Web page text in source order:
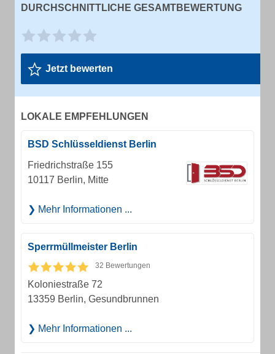
DURCHSCHNITTLICHE GESAMTBEWERTUNG
Jetzt bewerten
LOKALE EMPFEHLUNGEN
BSD Schlüsseldienst Berlin
Friedrichstraße 155
10117 Berlin, Mitte
Mehr Informationen ...
Sperrmüllmeister Berlin
32 Bewertungen
Koloniestraße 72
13359 Berlin, Gesundbrunnen
Mehr Informationen ...